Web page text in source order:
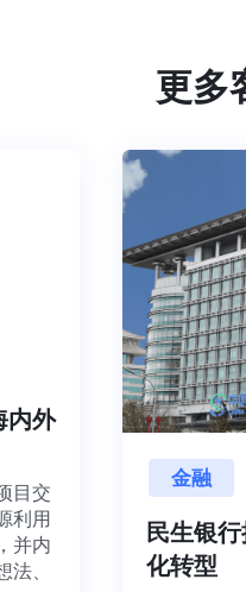
更多
内外
项目交
源利用
，并内
想法、
金融
民生
化转型